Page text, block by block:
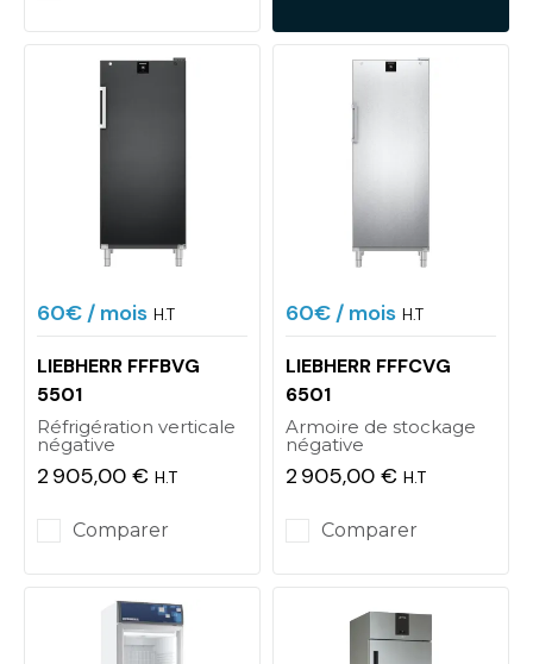
60€/ mois H.T
LIEBHERR FFFBVG
5501
Réfrigération verticale
négative
2 905,00 € H.T
Comparer
60€/ mois H.T
LIEBHERR FFFCVG
6501
Armoire de stockage
négative
2 905,00 € H.T
Comparer